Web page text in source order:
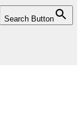
Search Button